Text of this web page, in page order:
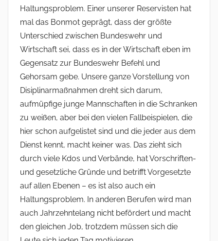
Haltungsproblem. Einer unserer Reservisten hat
mal das Bonmot geprägt, dass der größte
Unterschied zwischen Bundeswehr und
Wirtschaft sei, dass es in der Wirtschaft eben im
Gegensatz zur Bundeswehr Befehl und
Gehorsam gebe. Unsere ganze Vorstellung von
Disiplinarmaßnahmen dreht sich darum,
aufmüpfige junge Mannschaften in die Schranken
zu weißen, aber bei den vielen Fallbeispielen, die
hier schon aufgelistet sind und die jeder aus dem
Dienst kennt, macht keiner was. Das zieht sich
durch viele Kdos und Verbände, hat Vorschriften-
und gesetzliche Gründe und betrifft Vorgesetzte
auf allen Ebenen – es ist also auch ein
Haltungsproblem. In anderen Berufen wird man
auch Jahrzehntelang nicht befördert und macht
den gleichen Job, trotzdem müssen sich die